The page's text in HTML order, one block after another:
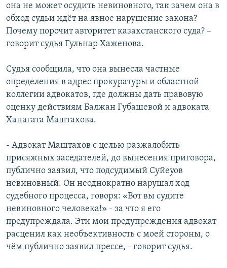
она не может осудить невиновного, так зачем она в
обход судьи идёт на явное нарушение закона?
Почему порочит авторитет казахстанского суда? –
говорит судья Гульнар Хаженова.
Судья сообщила, что она вынесла частные
определения в адрес прокуратуры и областной
коллегии адвокатов, где должны дать правовую
оценку действиям Балжан Губашевой и адвоката
Ханагата Маштахова.
- Адвокат Маштахов с целью разжалобить
присяжных заседателей, до вынесения приговора,
публично заявил, что подсудимый Суйеуов
невиновный. Он неоднократно нарушал ход
судебного процесса, говоря: «Вот вы судите
невиновного человека!» - за что я его
предупреждала. Эти мои предупреждения адвокат
расценил как необъективность с моей стороны, о
чём публично заявил прессе, - говорит судья.